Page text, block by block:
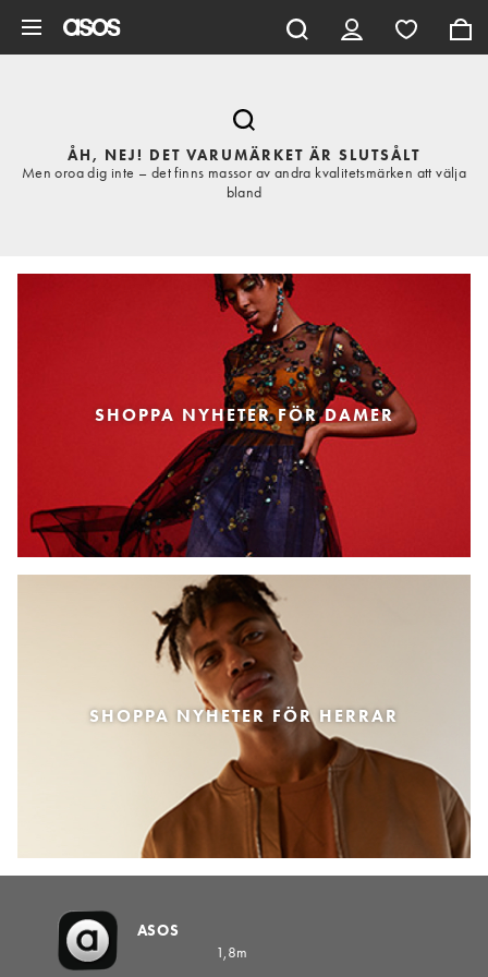
ÅH, NEJ! DET VARUMÄRKET ÄR SLUTSÅLT
Men oroa dig inte – det finns massor av andra kvalitetsmärken att välja
bland
SHOPPA NYHETER FÖR DAMER
SHOPPA NYHETER FÖR HERRAR
ASOS
1,8m